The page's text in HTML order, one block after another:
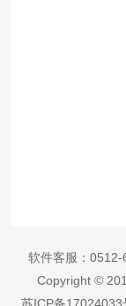
软件客服： 0512-
Copyright ©
苏ICP备17024033